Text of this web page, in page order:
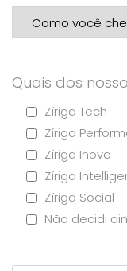
Quais dos
Zíriga Tech
Zíriga
Zíriga Inova
Zíriga
Zíriga Social
Não decidi